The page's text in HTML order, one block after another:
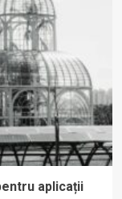
aplicații